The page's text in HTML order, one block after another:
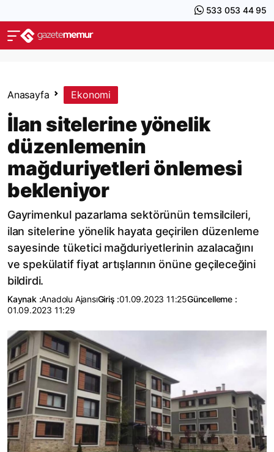
533 053 44 95
Anasayfa Ekonomi
İlan sitelerine yönelik
düzenlemenin
mağduriyetleri önlemesi
bekleniyor
Gayrimenkul pazarlama sektörünün temsilcileri,
ilan sitelerine yönelik hayata geçirilen düzenleme
sayesinde tüketici mağduriyetlerinin azalacağını
ve spekülatif fiyat artışlarının önüne geçileceğini
bildirdi.
Kaynak :Anadolu AjansıGiriş :01.09.2023 11:25Güncelleme :
01.09.2023 11:29